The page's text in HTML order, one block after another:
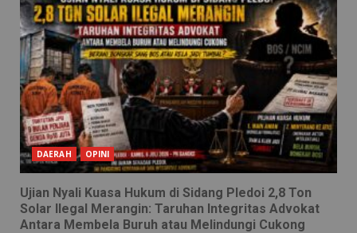
DAERAH OPINI
Ujian Nyali Kuasa Hukum di Sidang Pledoi 2,8 Ton
Solar Ilegal Merangin: Taruhan Integritas Advokat
Antara Membela Buruh atau Melindungi Cukong